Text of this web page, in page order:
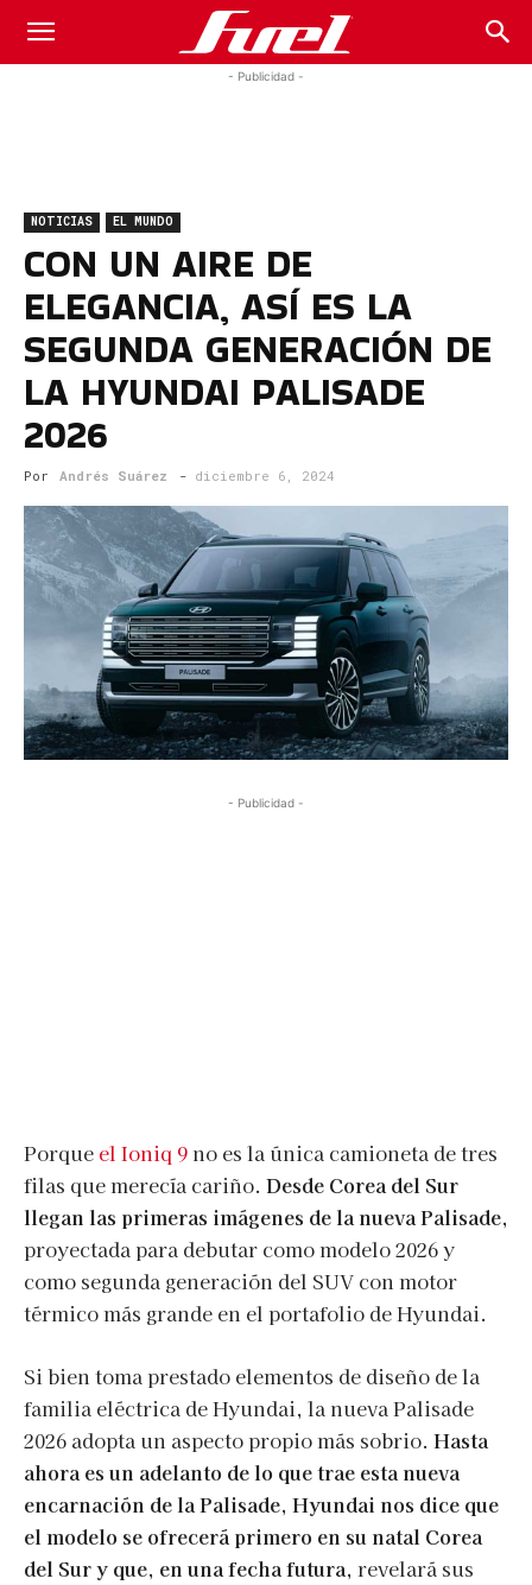
Fuel
Magazine
- Publicidad -
NOTICIAS EL MUNDO
CON UN AIRE DE
ELEGANCIA, ASÍ ES LA
SEGUNDA GENERACIÓN DE
LA HYUNDAI PALISADE
2026
Por Andrés Suárez - diciembre 6, 2024
- Publicidad -
Porque el Ioniq 9no es la única camioneta de tres
filas que merecía cariño. Desde Corea del Sur
llegan las primeras imágenes de la nueva Palisade,
proyectada para debutar como modelo 2026 y
como segunda generación del SUV con motor
térmico más grande en el portafolio de Hyundai.
Si bien toma prestado elementos de diseño de la
familia eléctrica de Hyundai, la nueva Palisade
2026 adopta un aspecto propio más sobrio. Hasta
ahora es un adelanto de lo que trae esta nueva
encarnación de la Palisade, Hyundai nos dice que
el modelo se ofrecerá primero en su natal Corea
del Sur y que, en una fecha futura, revelará sus